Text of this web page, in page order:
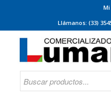
Llámanos: (33)